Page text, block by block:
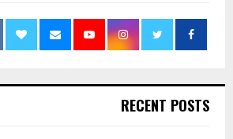
RECENT POSTS